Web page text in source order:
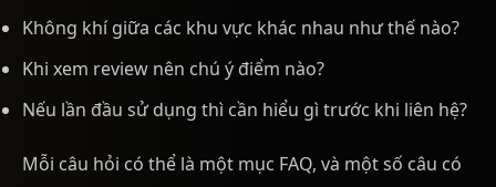
Không khí giữa các khu vực khác nhau như thế nào?
Khi xem review nên chú ý điểm nào?
Nếu lần đầu sử dụng thì cần hiểu gì trước khi liên hệ?
Mỗi câu hỏi có thể là một mục FAQ, và một số câu có